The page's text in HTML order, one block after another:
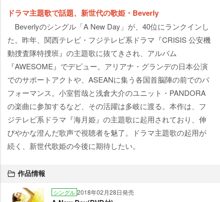
ドラマ主題歌で話題、新世代の歌姫・Beverly
Beverlyのシングル「A New Day」が、40位にランクインし
た。昨年、関西テレビ・フジテレビ系ドラマ『CRISIS 公安機
動捜査隊特捜班』の主題歌に抜てきされ、アルバム
『AWESOME』でデビュー。アリアナ・グランデの日本公演
でのサポートアクトや、ASEANに集う各国首脳陣の前でのパ
フォーマンス。小室哲哉と浅倉大介のユニット・PANDORA
の楽曲に参加するなど、その活躍は多岐に渡る。本作は、フ
ジテレビ系ドラマ『海月姫』の主題歌に起用されており、伸
びやかな澄んだ歌声で視聴者を魅了。ドラマ主題歌の起用が
続く、新世代歌姫の今後に期待したい。
作品情報
シングル 2018年02月28日発売